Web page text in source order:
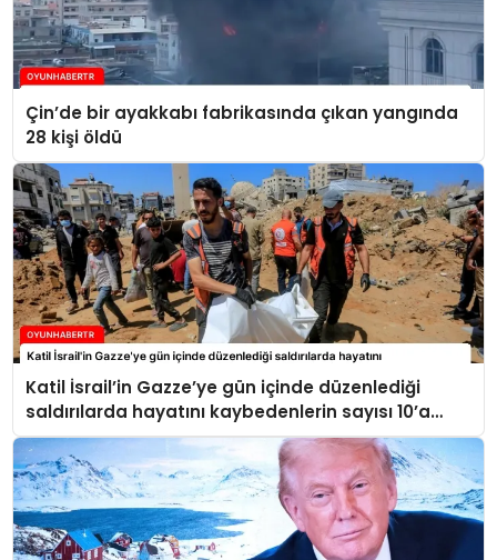
Çin’de bir ayakkabı fabrikasında çıkan yangında
28 kişi öldü
Katil İsrail’in Gazze’ye gün içinde düzenlediği
saldırılarda hayatını kaybedenlerin sayısı 10’a
yükseldi